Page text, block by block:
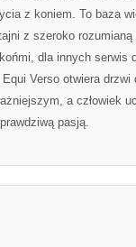
z koniem. To baza
z szeroko
dla innych serwis
Verso otwiera
a człowiek
pasją.